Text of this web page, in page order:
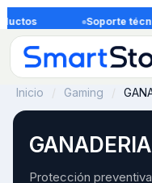
Soporte
Inicio Gaming
GANADERIA
Protección